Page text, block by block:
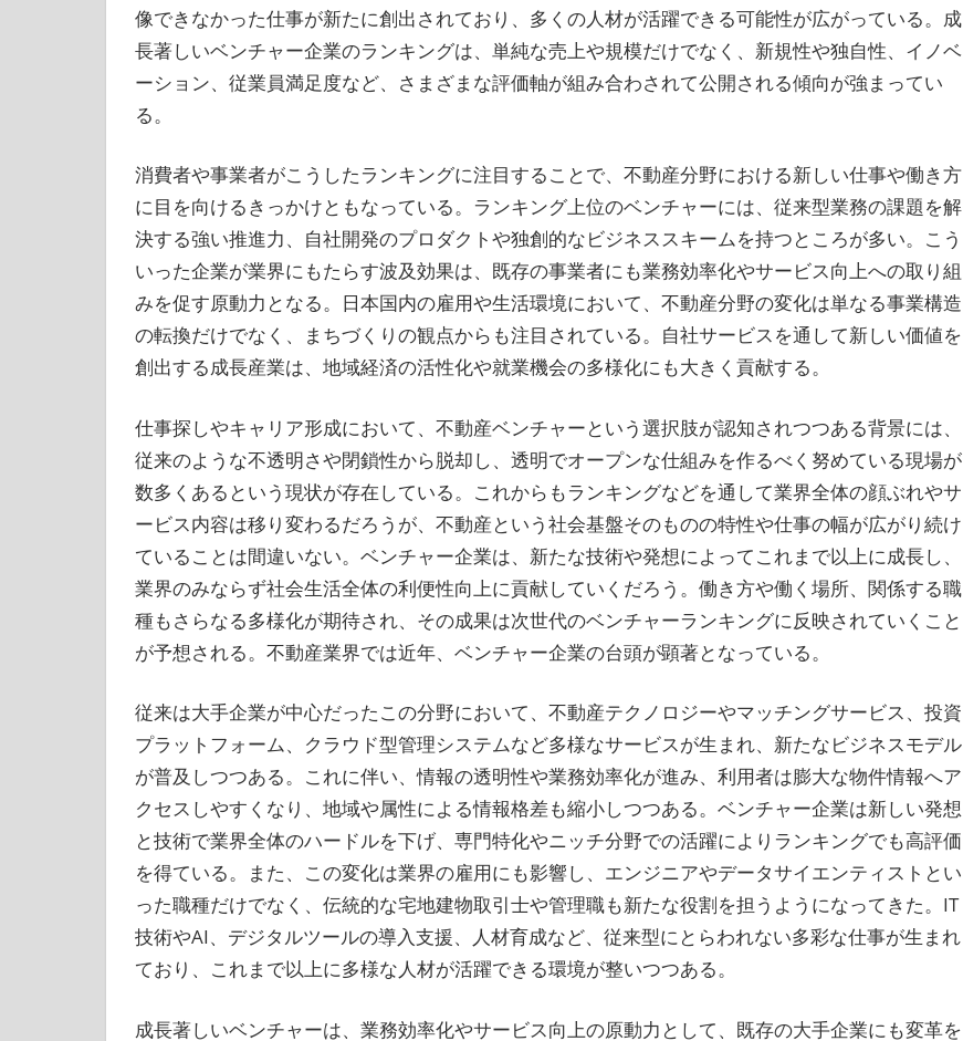
像できなかった仕事が新たに創出されており、多くの人材が活躍できる可能性が広がっている。成
長著しいベンチャー企業のランキングは、単純な売上や規模だけでなく、新規性や独自性、イノベ
ーション、従業員満足度など、さまざまな評価軸が組み合わされて公開される傾向が強まってい
る。
消費者や事業者がこうしたランキングに注目することで、不動産分野における新しい仕事や働き方
に目を向けるきっかけともなっている。ランキング上位のベンチャーには、従来型業務の課題を解
決する強い推進力、自社開発のプロダクトや独創的なビジネススキームを持つところが多い。こう
いった企業が業界にもたらす波及効果は、既存の事業者にも業務効率化やサービス向上への取り組
みを促す原動力となる。日本国内の雇用や生活環境において、不動産分野の変化は単なる事業構造
の転換だけでなく、まちづくりの観点からも注目されている。自社サービスを通して新しい価値を
創出する成長産業は、地域経済の活性化や就業機会の多様化にも大きく貢献する。
仕事探しやキャリア形成において、不動産ベンチャーという選択肢が認知されつつある背景には、
従来のような不透明さや閉鎖性から脱却し、透明でオープンな仕組みを作るべく努めている現場が
数多くあるという現状が存在している。これからもランキングなどを通して業界全体の顔ぶれやサ
ービス内容は移り変わるだろうが、不動産という社会基盤そのものの特性や仕事の幅が広がり続け
ていることは間違いない。ベンチャー企業は、新たな技術や発想によってこれまで以上に成長し、
業界のみならず社会生活全体の利便性向上に貢献していくだろう。働き方や働く場所、関係する職
種もさらなる多様化が期待され、その成果は次世代のベンチャーランキングに反映されていくこと
が予想される。不動産業界では近年、ベンチャー企業の台頭が顕著となっている。
従来は大手企業が中心だったこの分野において、不動産テクノロジーやマッチングサービス、投資
プラットフォーム、クラウド型管理システムなど多様なサービスが生まれ、新たなビジネスモデル
が普及しつつある。これに伴い、情報の透明性や業務効率化が進み、利用者は膨大な物件情報へア
クセスしやすくなり、地域や属性による情報格差も縮小しつつある。ベンチャー企業は新しい発想
と技術で業界全体のハードルを下げ、専門特化やニッチ分野での活躍によりランキングでも高評価
を得ている。また、この変化は業界の雇用にも影響し、エンジニアやデータサイエンティストとい
った職種だけでなく、伝統的な宅地建物取引士や管理職も新たな役割を担うようになってきた。IT
技術やAI、デジタルツールの導入支援、人材育成など、従来型にとらわれない多彩な仕事が生まれ
ており、これまで以上に多様な人材が活躍できる環境が整いつつある。
成長著しいベンチャーは、業務効率化やサービス向上の原動力として、既存の大手企業にも変革を